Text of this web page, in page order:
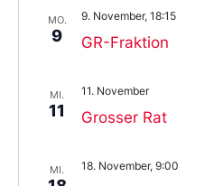
MO.
9 GR-Fraktion
9. November, 18:15
MI.
11 Grosser Rat
11. November
MI. 18. November, 9:00